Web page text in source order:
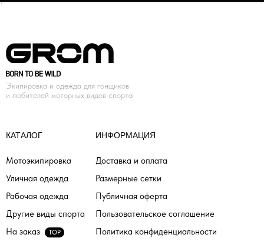
КАТАЛОГ
Мотоэкипировка
Уличная одежда
Рабочая одежда
На заказ TOP
ИНФОРМАЦИЯ
Доставка и оплата
Размерные сетки
Публичная оферта
Пользовательское соглашение
Экипировка и одежда для гонщиков
и любителей моторных видов спорта
Политика конфиденциальности
Другие виды спорта